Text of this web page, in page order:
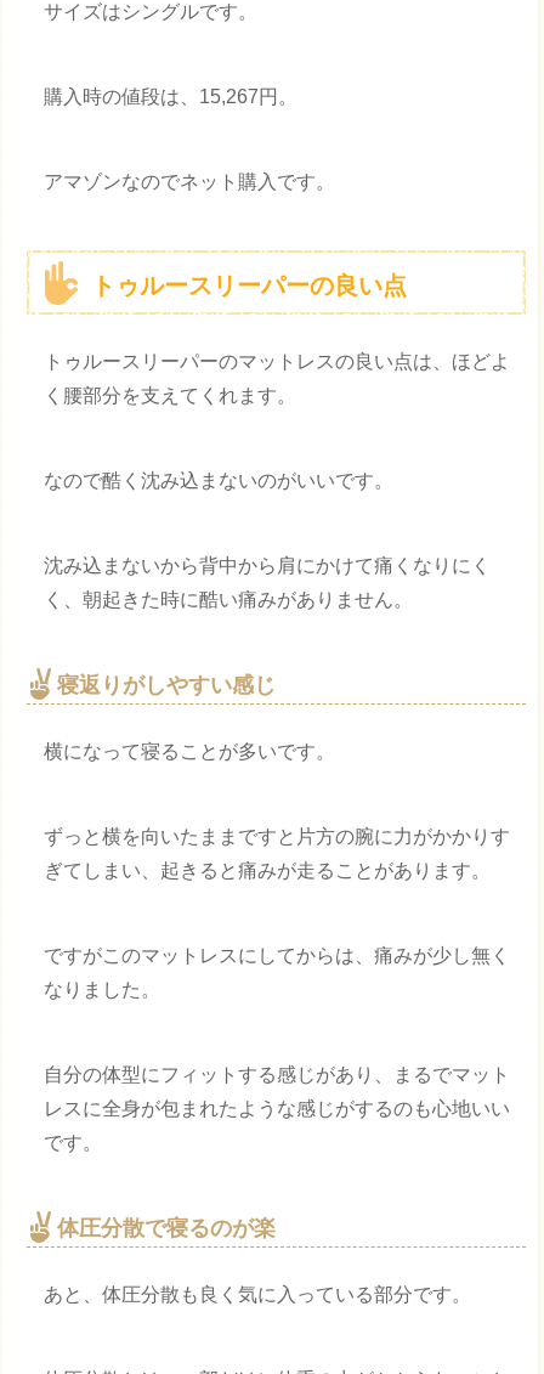
サイズはシングルです。
購入時の値段は、15,267円。
アマゾンなのでネット購入です。
トゥルースリーパーの良い点
トゥルースリーパーのマットレスの良い点は、ほどよ
く腰部分を支えてくれます。
なので酷く沈み込まないのがいいです。
沈み込まないから背中から肩にかけて痛くなりにく
く、朝起きた時に酷い痛みがありません。
寝返りがしやすい感じ
横になって寝ることが多いです。
ずっと横を向いたままですと片方の腕に力がかかりす
ぎてしまい、起きると痛みが走ることがあります。
ですがこのマットレスにしてからは、痛みが少し無く
なりました。
自分の体型にフィットする感じがあり、まるでマット
レスに全身が包まれたような感じがするのも心地いい
です。
体圧分散で寝るのが楽
あと、体圧分散も良く気に入っている部分です。